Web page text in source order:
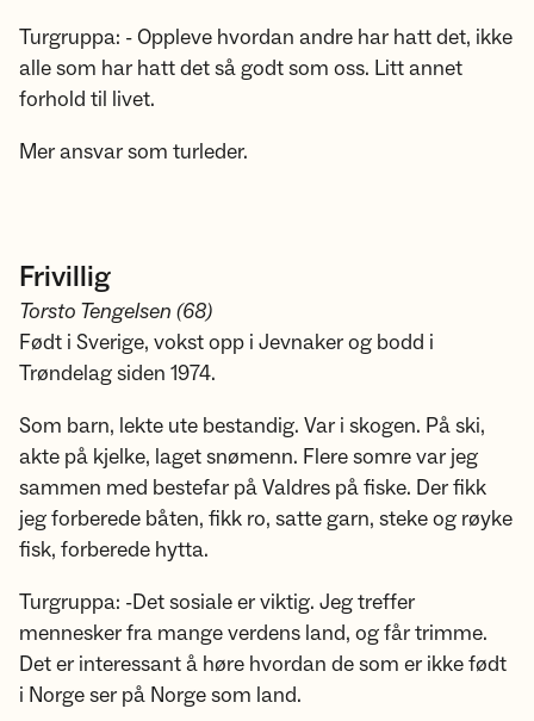
Turgruppa: - Oppleve hvordan andre har hatt det, ikke
alle som har hatt det så godt som oss. Litt annet
forhold til livet.
Mer ansvar som turleder.
Frivillig
Torsto Tengelsen (68)
Født i Sverige, vokst opp i Jevnaker og bodd i
Trøndelag siden 1974.
Som barn, lekte ute bestandig. Var i skogen. På ski,
akte på kjelke, laget snømenn. Flere somre var jeg
sammen med bestefar på Valdres på fiske. Der fikk
jeg forberede båten, fikk ro, satte garn, steke og røyke
fisk, forberede hytta.
Turgruppa: -Det sosiale er viktig. Jeg treffer
mennesker fra mange verdens land, og får trimme.
Det er interessant å høre hvordan de som er ikke født
i Norge ser på Norge som land.